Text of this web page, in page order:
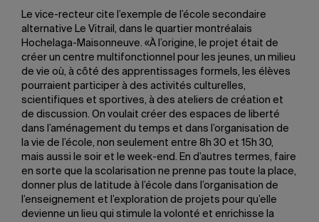
Le vice-recteur cite l’exemple de l’école secondaire
alternative Le Vitrail, dans le quartier montréalais
Hochelaga-Maisonneuve. «À l’origine, le projet était de
créer un centre multifonctionnel pour les jeunes, un milieu
de vie où, à côté des apprentissages formels, les élèves
pourraient participer à des activités culturelles,
scientifiques et sportives, à des ateliers de création et
de discussion. On voulait créer des espaces de liberté
dans l’aménagement du temps et dans l’organisation de
la vie de l’école, non seulement entre 8h 30 et 15h 30,
mais aussi le soir et le week-end. En d’autres termes, faire
en sorte que la scolarisation ne prenne pas toute la place,
donner plus de latitude à l’école dans l’organisation de
l’enseignement et l’exploration de projets pour qu’elle
devienne un lieu qui stimule la volonté et enrichisse la